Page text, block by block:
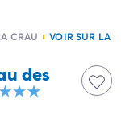
CRAU
VOIR SUR LA
des